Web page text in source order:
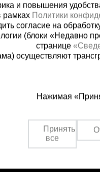
8 (800) 200-
Заказать звонок
и повышения
рамках Политики
согласие на
(блоки
странице
осуществляют
Нажимая
Принять
все